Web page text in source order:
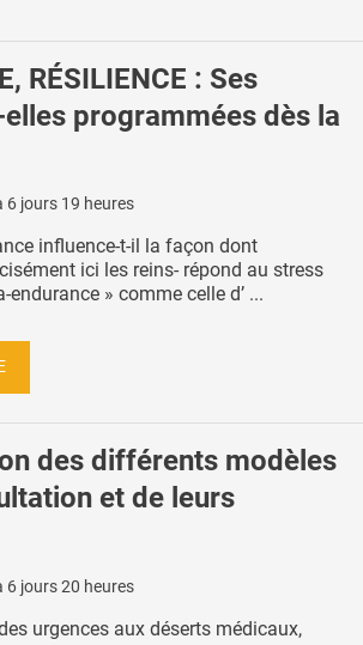
RÉSILIENCE : Ses
programmées dès la
6 jours 19 heures
influence-t-il la façon dont
ici les reins- répond au stress
endurance » comme celle d’ ...
des différents modèles
et de leurs
6 jours 20 heures
urgences aux déserts médicaux,